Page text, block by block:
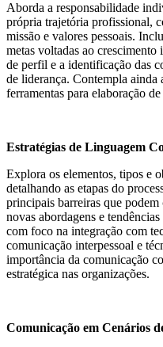
Aborda a responsabilidade
própria trajetória profissional,
missão e valores pessoais.
metas voltadas ao
de perfil e a identificação das
de liderança. Contempla ainda
ferramentas para elaboração
Estratégias de Linguagem
Explora os elementos, tipos e
detalhando as etapas do
principais barreiras que
novas abordagens e
com foco na integração com
comunicação interpessoal e
importância da comunicação
estratégica nas organizações.
Comunicação em Cenários